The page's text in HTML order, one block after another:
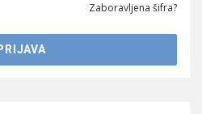
Zaboravljena šifra?